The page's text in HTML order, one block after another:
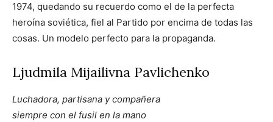
1974, quedando su recuerdo como el de la perfecta
heroína soviética, fiel al Partido por encima de todas las
cosas. Un modelo perfecto para la propaganda.
Ljudmila Mijailivna Pavlichenko
Luchadora, partisana y compañera
siempre con el fusil en la mano